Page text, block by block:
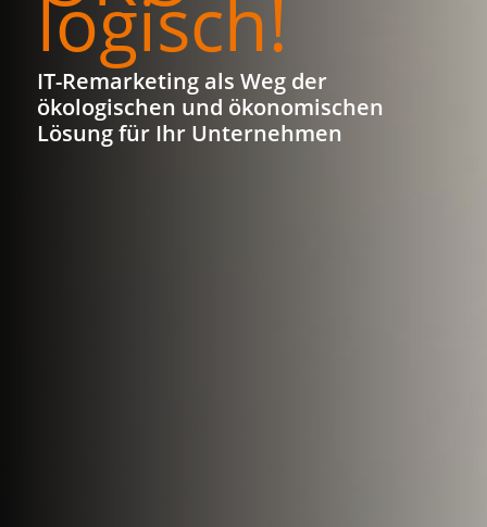
logisch!
IT-Remarketing als Weg der
ökologischen und ökonomischen
Lösung für Ihr Unternehmen